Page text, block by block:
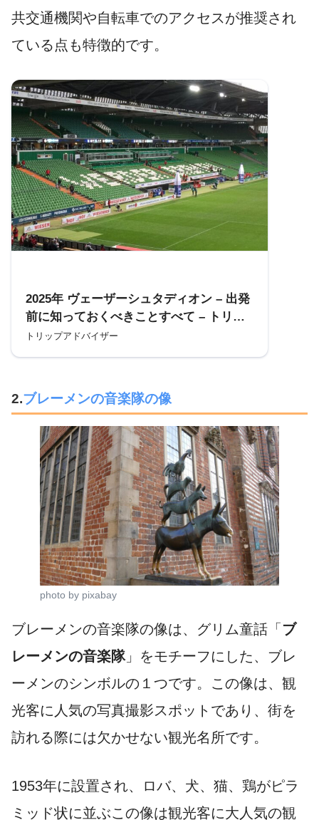
共交通機関や自転車でのアクセスが推奨され
ている点も特徴的です。
2025年 ヴェーザーシュタディオン – 出発
前に知っておくべきことすべて – トリッ
プアドバイザー
トリップアドバイザー
2.ブレーメンの音楽隊の像
photo by pixabay
ブレーメンの音楽隊の像は、グリム童話「ブ
レーメンの音楽隊」をモチーフにした、ブレ
ーメンのシンボルの１つです。この像は、観
光客に人気の写真撮影スポットであり、街を
訪れる際には欠かせない観光名所です。
1953年に設置され、ロバ、犬、猫、鶏がピラ
ミッド状に並ぶこの像は観光客に大人気の観